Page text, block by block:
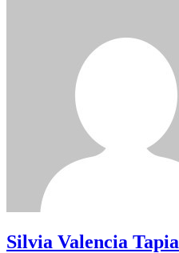
Silvia Valencia Tapia